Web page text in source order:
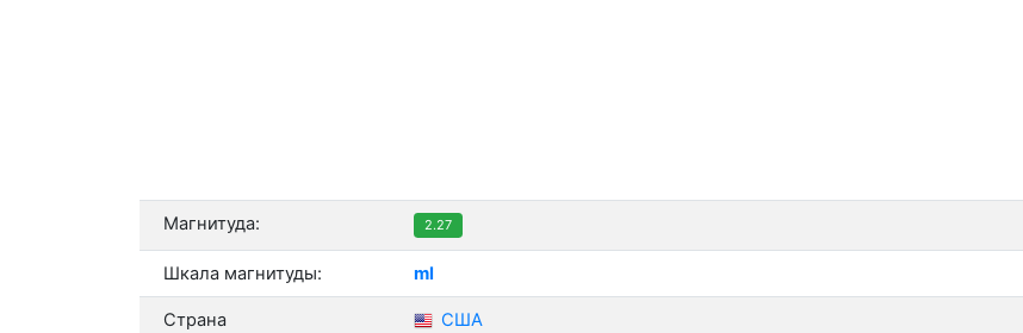
Магнитуда: 2.27
Шкала магнитуды: ml
Страна США